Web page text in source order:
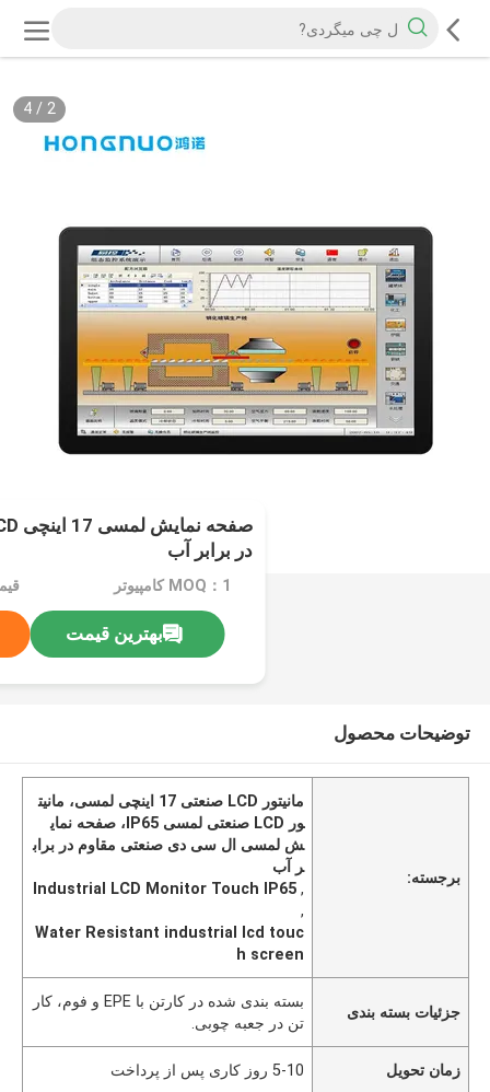
2
/
4
در برابر آب
MOQ：1 کامپیوتر
بهترین قیمت
توضیحات محصول
برجسته:
مانیتور LCD صنعتی 17 اینچی لمسی، مانیت
ور LCD صنعتی لمسی IP65، صفحه نمای
ش لمسی ال سی دی صنعتی مقاوم در براب
ر آب
,
Industrial LCD Monitor Touch IP65
,
Water Resistant industrial lcd touc
h screen
جزئیات بسته بندی
بسته بندی شده در کارتن با EPE و فوم، کار
تن در جعبه چوبی.
زمان تحویل 5-10 روز کاری پس از پرداخت